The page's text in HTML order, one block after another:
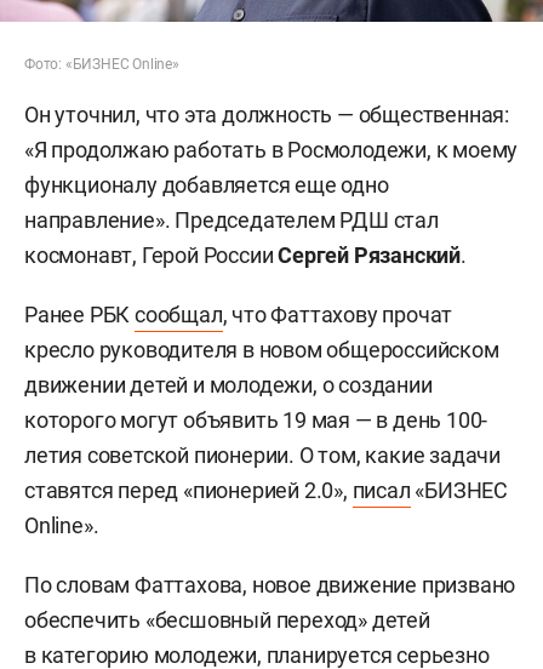
Фото: «БИЗНЕС Online»
Он уточнил, что эта должность — общественная:
«Я продолжаю работать в Росмолодежи, к моему
функционалу добавляется еще одно
направление». Председателем РДШ стал
космонавт, Герой РоссииСергей Рязанский.
Ранее РБКсообщал, что Фаттахову прочат
кресло руководителя в новом общероссийском
движении детей и молодежи, о создании
которого могут объявить 19 мая — в день 100-
летия советской пионерии. О том, какие задачи
ставятся перед «пионерией 2.0», писал «БИЗНЕС
Online».
По словам Фаттахова, новое движение призвано
обеспечить «бесшовный переход» детей
в категорию молодежи, планируется серьезно